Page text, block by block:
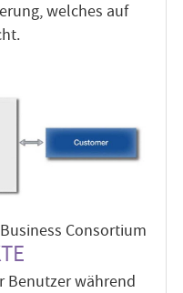
welches auf
Consortium
Benutzer während